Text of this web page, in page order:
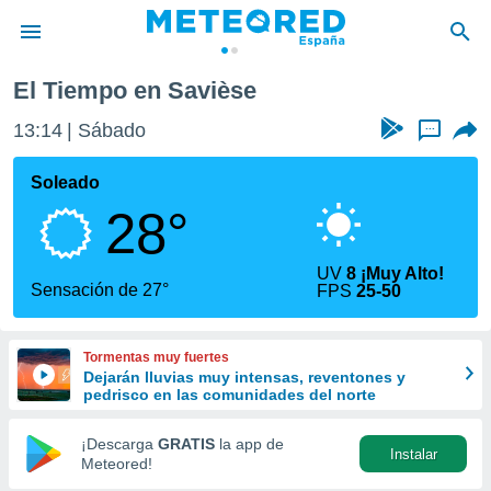
de
por
que se
calidad.
a este
las
y
forma
digital
basada
El Tiempo en Savièse
13:14 Sábado ...
Soleado
28°
Sensación de 27°
UV8 ¡Muy Alto!
FPS25-50
Tormentas muy fuertes
Dejarán lluvias muy intensas, reventones y
pedrisco en las comunidades del norte
¡Descarga GRATIS la app de
Meteored!
Instalar